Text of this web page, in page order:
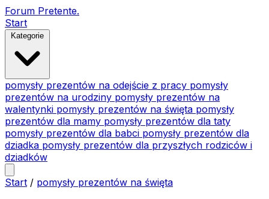
Forum Pretente.
Start
Kategorie
pomysły prezentów na odejście z pracy pomysły
prezentów na urodziny pomysły prezentów na
walentynki pomysły prezentów na święta pomysły
prezentów dla mamy pomysły prezentów dla taty
pomysły prezentów dla babci pomysły prezentów dla
dziadka pomysły prezentów dla przyszłych rodziców i
dziadków
Start / pomysły prezentów na święta